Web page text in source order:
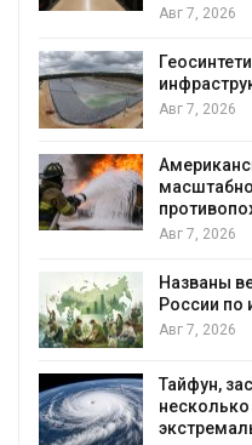
Авг 7, 2026
Авг 7, 2026
Авг 7, 2026
Названы
России по
Авг 7, 2026
Тайфун,
несколько